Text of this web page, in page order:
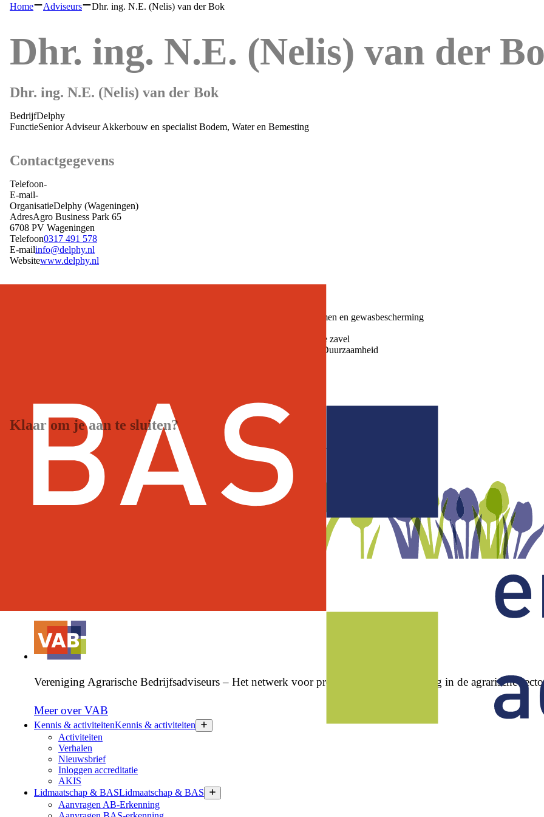
Home Adviseurs Dhr. ing. N.E. (Nelis) van der Bok
Dhr. ing. N.E. (Nelis) van der
Dhr. ing. N.E. (Nelis) van der Bok
BedrijfDelphy
FunctieSenior Adviseur Akkerbouw en specialist Bodem, Water en Bemesting
Contactgegevens
Telefoon-
E-mail-
OrganisatieDelphy (Wageningen)
AdresAgro Business Park 65
6708 PV Wageningen
Telefoon0317 491 578
E-mailinfo@delphy.nl
Websitewww.delphy.nl
A3. Weerbare teeltsystemen en gewasbescherming
Leem/Löss, Lichte klei, Lichte zavel, Veen, Zand, Zware klei, Zware zavel
Bedrijfsbegeleiding, Bedrijfsontwikkeling, strategisch management, Duurzaamheid
Klaar om je aan te sluiten?
Word onderdeel van het grootste netwerk van agrarische adviseurs en coaches in Nederland.
Waarom lid worden?
Vereniging Agrarische Bedrijfsadviseurs – Het netwerk voor professionele ontwikkeling in de agrarische
Meer over VAB
Kennis & activiteitenKennis & activiteiten
Activiteiten
Verhalen
Nieuwsbrief
Inloggen accreditatie
AKIS
Lidmaatschap & BASLidmaatschap & BAS
Aanvragen AB-Erkenning